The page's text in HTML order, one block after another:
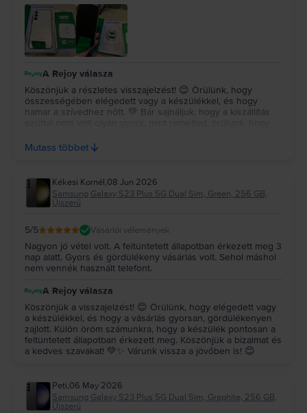
A Rejoy válasza
Köszönjük a részletes visszajelzést! 😊 Örülünk, hogy
összességében elégedett vagy a készülékkel, és hogy
hamar a szívedhez nőtt. 💚 Bár sajnáljuk, hogy a kiszállítás
Köszönjük a bizalmat, sok örömet kívánunk a készülék
Mutass többet
Kékesi Kornél,08 Jun 2026
Samsung Galaxy S23 Plus 5G Dual Sim, Green, 256 GB,
Újszerű
5/5 Vásárlói vélemények
Nagyon jó vétel volt. A feltüntetett állapotban érkezett meg 3
nap alatt. Gyors és gördülékeny vásárlás volt. Sehol máshol
nem vennék használt telefont.
A Rejoy válasza
Köszönjük a visszajelzést! 😊 Örülünk, hogy elégedett vagy
a készülékkel, és hogy a vásárlás gyorsan, gördülékenyen
zajlott. Külön öröm számunkra, hogy a készülék pontosan a
feltüntetett állapotban érkezett meg. Köszönjük a bizalmat és
a kedves szavakat! 💚✨ Várunk vissza a jövőben is! 😊
Peti,06 May 2026
Samsung Galaxy S23 Plus 5G Dual Sim, Graphite, 256 GB,
Újszerű